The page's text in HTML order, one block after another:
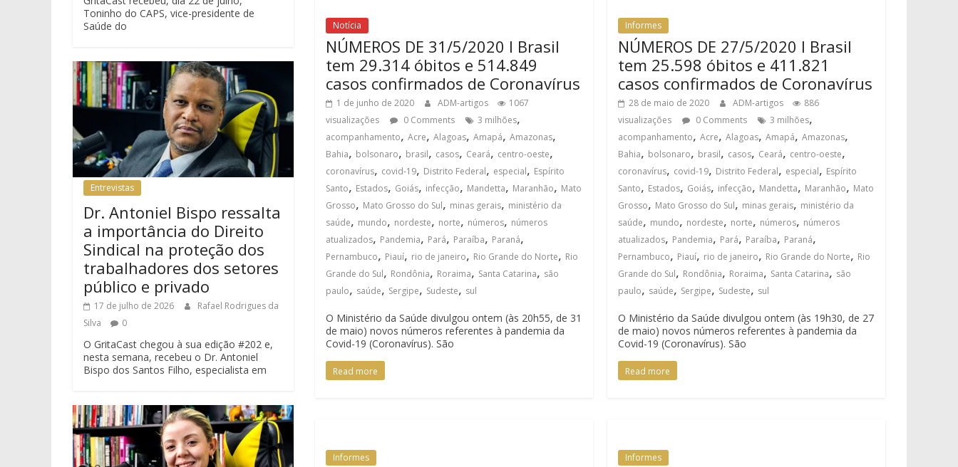
Notícia
NÚMEROS DE 31/5/2020 I Brasil
tem 29.314 óbitos e 514.849
casos confirmados de Coronavírus
1 de junho de 2020 ADM-artigos
1067
visualizações
0 Comments 3 milhões,
acompanhamento, Acre, Alagoas, Amapá, Amazonas,
Bahia, bolsonaro, brasil, casos, Ceará, centro-oeste,
coronavírus, covid-19, Distrito Federal, especial, Espírito
Santo, Estados, Goiás, infecção, Mandetta, Maranhão, Mato
Grosso, Mato Grosso do Sul, minas gerais, ministério da
saúde, mundo, nordeste, norte, números, números
atualizados, Pandemia, Pará, Paraíba, Paraná,
Pernambuco, Piauí, rio de janeiro, Rio Grande do Norte, Rio
Grande do Sul, Rondônia, Roraima, Santa Catarina, são
paulo, saúde, Sergipe, Sudeste, sul
O Ministério da Saúde divulgou ontem (às 20h55, de 31
de maio) novos números referentes à pandemia da
Covid-19 (Coronavírus). São
Read more
Informes
NÚMEROS DE 27/5/2020 I Brasil
tem 25.598 óbitos e 411.821
casos confirmados de Coronavírus
28 de maio de 2020 ADM-artigos
886
visualizações
0 Comments 3 milhões,
acompanhamento,Acre,Alagoas,Amapá,Amazonas,
Bahia, bolsonaro, brasil, casos, Ceará, centro-oeste,
coronavírus, covid-19, Distrito Federal, especial, Espírito
Santo, Estados, Goiás, infecção, Mandetta, Maranhão, Mato
Grosso, Mato Grosso do Sul, minas gerais, ministério da
saúde, mundo, nordeste, norte, números, números
atualizados, Pandemia, Pará, Paraíba, Paraná,
Pernambuco, Piauí, rio de janeiro, Rio Grande do Norte, Rio
Grande do Sul, Rondônia, Roraima, Santa Catarina, são
paulo, saúde, Sergipe, Sudeste, sul
O Ministério da Saúde divulgou ontem (às 19h30, de 27
de maio) novos números referentes à pandemia da
Covid-19 (Coronavírus). São
Read more
Informes Informes
Toninho do CAPS, vice-presidente de
Saúde do
Entrevistas
Dr. Antoniel Bispo ressalta
a importância do Direito
Sindical na proteção dos
trabalhadores dos setores
público e privado
17 de julho de 2026
Rafael Rodrigues da
Silva
0
O GritaCast chegou à sua edição #202 e,
nesta semana, recebeu o Dr. Antoniel
Bispo dos Santos Filho, especialista em